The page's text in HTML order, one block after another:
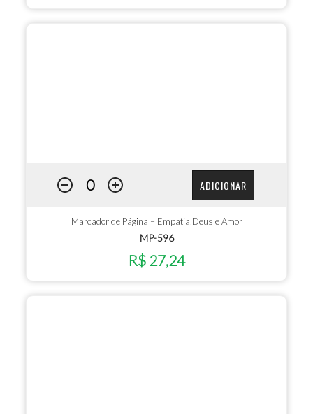
ADICIONAR
Marcador de Página – Empatia,Deus e Amor
MP-596
R$ 27,24